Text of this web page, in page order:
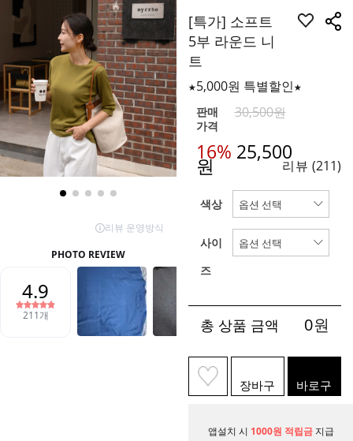
[특가] 소프트
5부 라운드 니
트
★5,000원 특별할인★
판매
가격
30,500원
16% 25,500
원 리뷰 (211)
색상
사이
즈
총 상품 금액 0원
장바구
니
바로구
매
앱설치 시 1000원 적립금 지급